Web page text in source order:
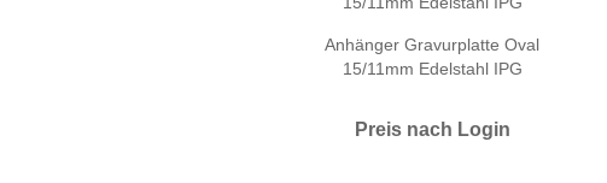
Anhänger Gravurplatte Oval
15/11mm Edelstahl IPG
Preis nach Login